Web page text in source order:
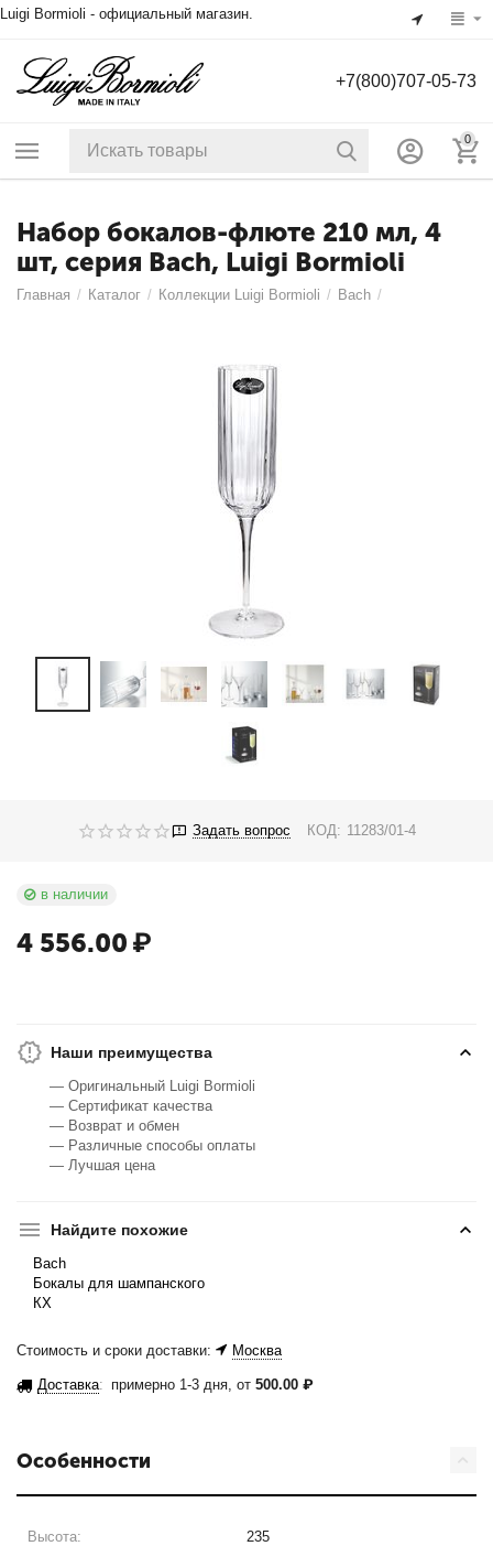
Luigi Bormioli - официальный магазин.
+7(800)707-05-73
0
Набор бокалов-флюте 210 мл, 4
шт, серия Bach, Luigi Bormioli
Главная / Каталог / Коллекции Luigi Bormioli / Bach /
Задать вопрос КОД: 11283/01-4
в наличии
4 556.00 ₽
Наши преимущества
— Оригинальный Luigi Bormioli
— Сертификат качества
— Возврат и обмен
— Различные способы оплаты
— Лучшая цена
Найдите похожие
Bach
Бокалы для шампанского
КХ
Стоимость и сроки доставки: Москва
Доставка: примерно 1-3 дня, от500.00 ₽
Особенности
Высота: 235